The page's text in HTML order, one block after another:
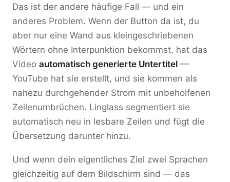
Das ist der andere häufige Fall — und ein
anderes Problem. Wenn der Button da ist, du
aber nur eine Wand aus kleingeschriebenen
Wörtern ohne Interpunktion bekommst, hat das
Video automatisch generierte Untertitel —
YouTube hat sie erstellt, und sie kommen als
nahezu durchgehender Strom mit unbeholfenen
Zeilenumbrüchen. Linglass segmentiert sie
automatisch neu in lesbare Zeilen und fügt die
Übersetzung darunter hinzu.
Und wenn dein eigentliches Ziel zwei Sprachen
gleichzeitig auf dem Bildschirm sind — das